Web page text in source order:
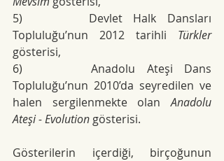
5) Devlet Halk Dansları
Topluluğu’nun 2012 tarihli Türkler
gösterisi,
6) Anadolu Ateşi Dans
Topluluğu’nun 2010’da seyredilen ve
halen sergilenmekte olan Anadolu
Ateşi - Evolution gösterisi.
Gösterilerin içerdiği, birçoğunun